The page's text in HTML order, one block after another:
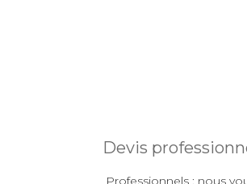
Devis
Professionnels : nous